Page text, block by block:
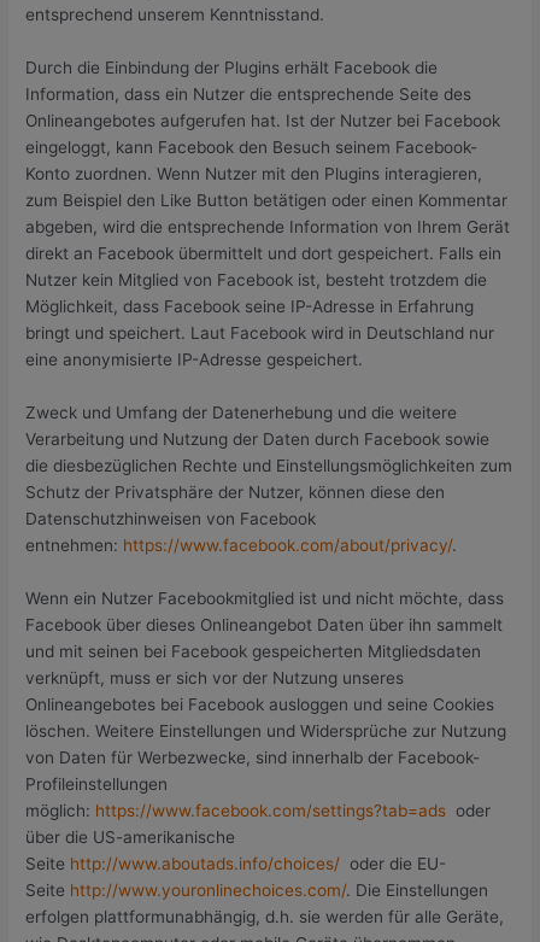
entsprechend unserem Kenntnisstand.
Durch die Einbindung der Plugins erhält Facebook die
Information, dass ein Nutzer die entsprechende Seite des
Onlineangebotes aufgerufen hat. Ist der Nutzer bei Facebook
eingeloggt, kann Facebook den Besuch seinem Facebook-
Konto zuordnen. Wenn Nutzer mit den Plugins interagieren,
zum Beispiel den Like Button betätigen oder einen Kommentar
abgeben, wird die entsprechende Information von Ihrem Gerät
direkt an Facebook übermittelt und dort gespeichert. Falls ein
Nutzer kein Mitglied von Facebook ist, besteht trotzdem die
Möglichkeit, dass Facebook seine IP-Adresse in Erfahrung
bringt und speichert. Laut Facebook wird in Deutschland nur
eine anonymisierte IP-Adresse gespeichert.
Zweck und Umfang der Datenerhebung und die weitere
Verarbeitung und Nutzung der Daten durch Facebook sowie
die diesbezüglichen Rechte und Einstellungsmöglichkeiten zum
Schutz der Privatsphäre der Nutzer, können diese den
Datenschutzhinweisen von Facebook
entnehmen: https://www.facebook.com/about/privacy/.
Wenn ein Nutzer Facebookmitglied ist und nicht möchte, dass
Facebook über dieses Onlineangebot Daten über ihn sammelt
und mit seinen bei Facebook gespeicherten Mitgliedsdaten
verknüpft, muss er sich vor der Nutzung unseres
Onlineangebotes bei Facebook ausloggen und seine Cookies
löschen. Weitere Einstellungen und Widersprüche zur Nutzung
von Daten für Werbezwecke, sind innerhalb der Facebook-
Profileinstellungen
möglich: https://www.facebook.com/settings?tab=ads oder
über die US-amerikanische
Seite http://www.aboutads.info/choices/ oder die EU-
Seite http://www.youronlinechoices.com/. Die Einstellungen
erfolgen plattformunabhängig, d.h. sie werden für alle Geräte,